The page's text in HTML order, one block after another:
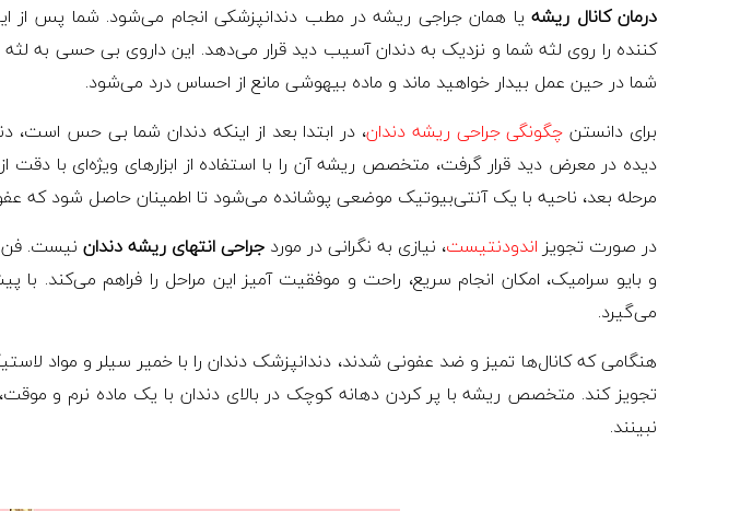
درمان کانال ریشهیا همان جراجی ریشه در مطب دندانپزشکی انجام می‌شود. شما پس از
کننده را روی لثه شما و نزدیک به دندان آسیب دید قرار می‌دهد. این داروی بی حسی
شما در حین عمل بیدار خواهید ماند و ماده بیهوشی مانع از احساس درد می‌شود.
برای دانستن چگونگی جراحی ریشه دندان، در ابتدا بعد از اینکه دندان شما بی حس است،
دیده در معرض دید قرار گرفت، متخصص ریشه آن را با استفاده از ابزارهای ویژه‌ای با
مرحله بعد، ناحیه با یک آنتی‌بیوتیک موضعی پوشانده می‌شود تا اطمینان حاصل شود که
در صورت تجویز اندودنتیست، نیازی به نگرانی در مورد جراحی انتهای ریشه دندان نیست. فن
و بایو سرامیک، امکان انجام سریع، راحت و موفقیت آمیز این مراحل را فراهم می‌کند. با
می‌گیرد.
هنگامی که کانال‌ها تمیز و ضد عفونی شدند، دندانپزشک دندان را با خمیر سیلر و مواد
تجویز کند. متخصص ریشه با پر کردن دهانه کوچک در بالای دندان با یک ماده نرم و
نبینند.